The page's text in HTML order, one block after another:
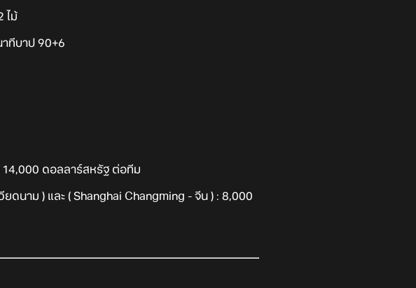
ไม้
าทีบาป 90+6
: 14,000 ดอลลาร์สหรัฐ ต่อทีม
ยดนาม ) และ ( Shanghai Changming - จีน ) : 8,000